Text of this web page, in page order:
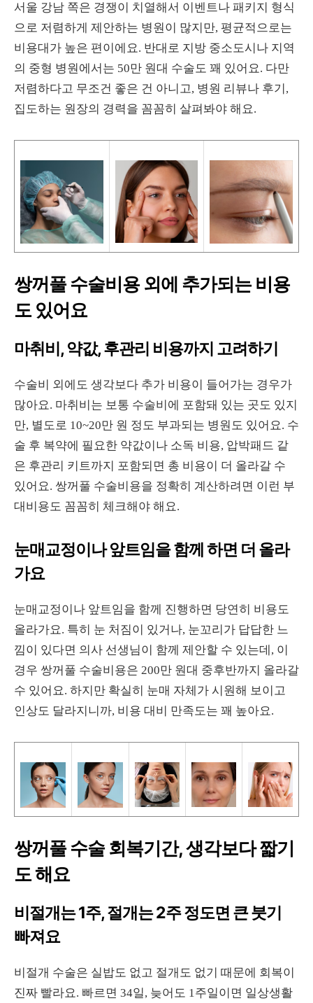
서울 강남 쪽은 경쟁이 치열해서 이벤트나 패키지 형식
으로 저렴하게 제안하는 병원이 많지만, 평균적으로는
비용대가 높은 편이에요. 반대로 지방 중소도시나 지역
의 중형 병원에서는 50만 원대 수술도 꽤 있어요. 다만
저렴하다고 무조건 좋은 건 아니고, 병원 리뷰나 후기,
집도하는 원장의 경력을 꼼꼼히 살펴봐야 해요.
쌍꺼풀 수술비용 외에 추가되는 비용
도 있어요
마취비, 약값, 후관리 비용까지 고려하기
수술비 외에도 생각보다 추가 비용이 들어가는 경우가
많아요. 마취비는 보통 수술비에 포함돼 있는 곳도 있지
만, 별도로 10~20만 원 정도 부과되는 병원도 있어요. 수
술 후 복약에 필요한 약값이나 소독 비용, 압박패드 같
은 후관리 키트까지 포함되면 총 비용이 더 올라갈 수
있어요. 쌍꺼풀 수술비용을 정확히 계산하려면 이런 부
대비용도 꼼꼼히 체크해야 해요.
눈매교정이나 앞트임을 함께 하면 더 올라
가요
눈매교정이나 앞트임을 함께 진행하면 당연히 비용도
올라가요. 특히 눈 처짐이 있거나, 눈꼬리가 답답한 느
낌이 있다면 의사 선생님이 함께 제안할 수 있는데, 이
경우 쌍꺼풀 수술비용은 200만 원대 중후반까지 올라갈
수 있어요. 하지만 확실히 눈매 자체가 시원해 보이고
인상도 달라지니까, 비용 대비 만족도는 꽤 높아요.
쌍꺼풀 수술 회복기간, 생각보다 짧기
도 해요
비절개는 1주, 절개는 2주 정도면 큰 붓기
빠져요
비절개 수술은 실밥도 없고 절개도 없기 때문에 회복이
진짜 빨라요. 빠르면 34일, 늦어도 1주일이면 일상생활